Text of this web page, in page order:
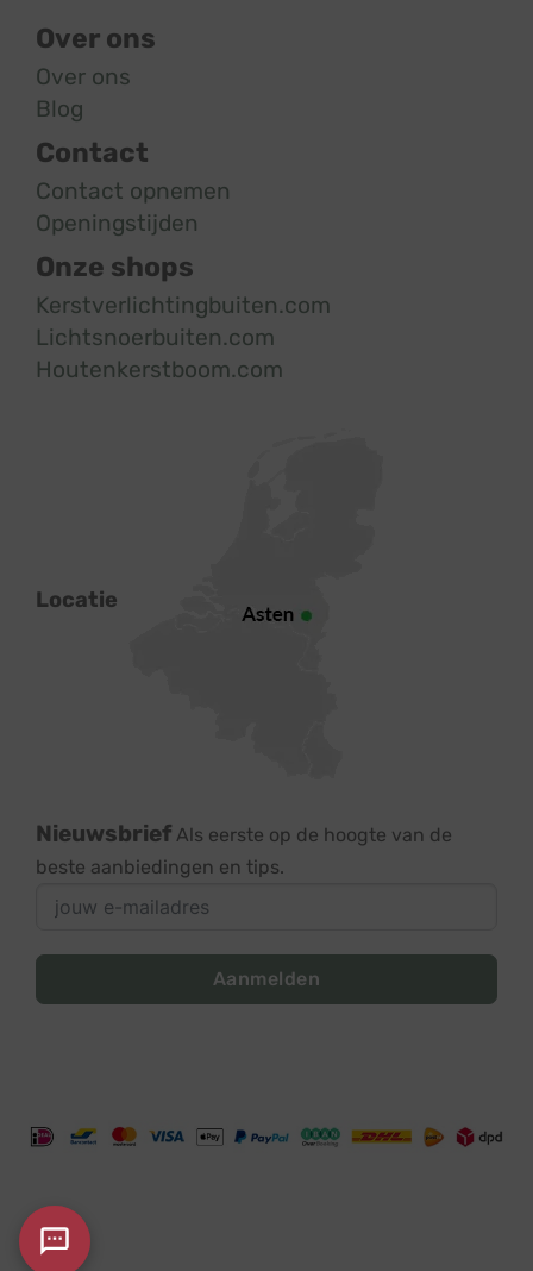
Over ons
Over ons
Blog
Contact
Contact opnemen
Openingstijden
Onze shops
Kerstverlichtingbuiten.com
Lichtsnoerbuiten.com
Houtenkerstboom.com
Locatie
Nieuwsbrief Als eerste op de hoogte van de
beste aanbiedingen en tips.
Aanmelden